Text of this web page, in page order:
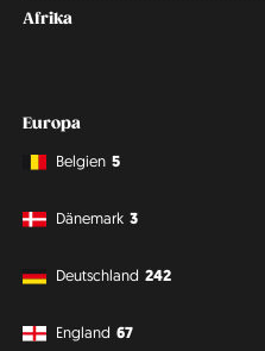
Afrika
Europa
Belgien 5
Dänemark 3
Deutschland 242
England 67